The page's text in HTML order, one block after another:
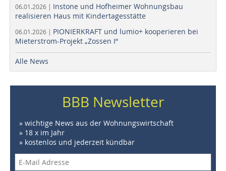
06.01.2026 | Instone und Hofheimer Wohnungsbau
realisieren Haus mit Kindertagesstätte
06.01.2026 | PIONIERKRAFT und lumio+ kooperieren bei
Mieterstrom-Projekt „Zossen I“
Alle News
BBB Newsletter
» wichtige News aus der Wohnungswirtschaft
» 18 x im Jahr
» kostenlos und jederzeit kündbar